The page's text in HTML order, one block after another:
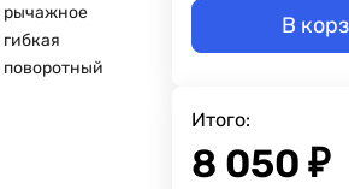
рычажное
гибкая
поворотный
В
Итого:
8 050 ₽